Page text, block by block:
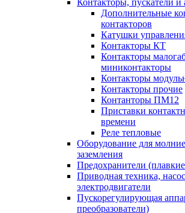
Контакторы, пускатели и
Дополнительные
контакторов
Катушки
Контакторы КТ
Контакторы
миниконтакторы
Контакторы
Контакторы прочие
Контанторы ПМ12
Приставки
времени
Реле тепловые
Оборудование для
заземления
Предохранители
Приводная техника,
электродвигатели
Пускорегулирующая
преобразователи)